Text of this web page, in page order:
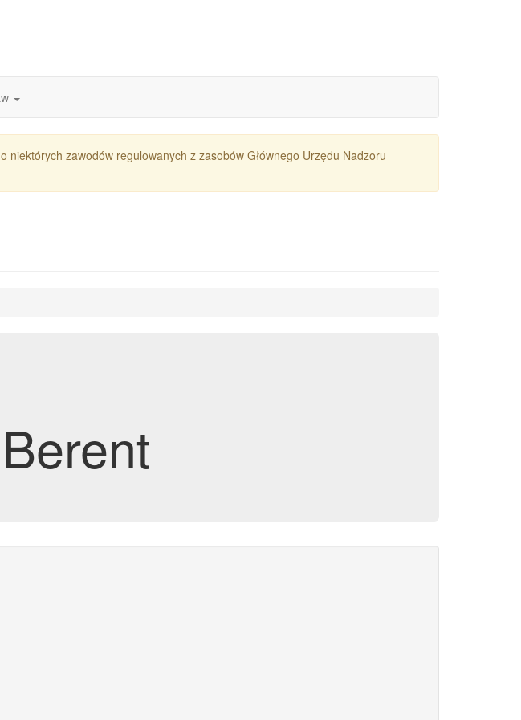
zawodów regulowanych z zasobów Głównego Urzędu Nadzoru